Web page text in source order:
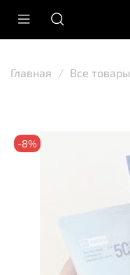
Главная Все товары
-8%